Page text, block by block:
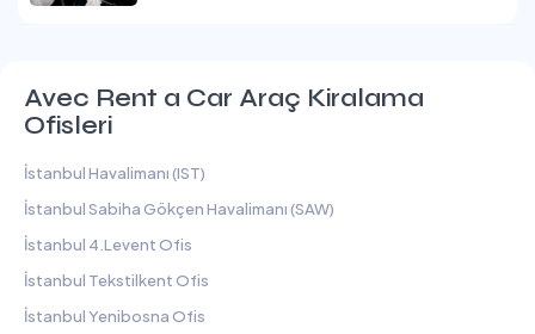
Avec Rent a Car Araç Kiralama
Ofisleri
İstanbul Havalimanı (IST)
İstanbul Sabiha Gökçen Havalimanı (SAW)
İstanbul 4.Levent Ofis
İstanbul Tekstilkent Ofis
İstanbul Yenibosna Ofis